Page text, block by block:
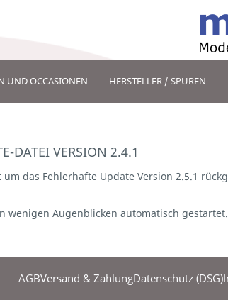
UND OCCASIONEN HERSTELLER / SPUREN
DATEI VERSION 2.4.1
um das Fehlerhafte Update Version 2.5.1
wenigen Augenblicken automatisch
AGBVersand & ZahlungDatenschutz (DSG)